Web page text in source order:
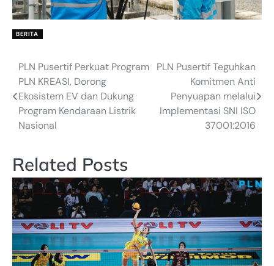
BERITA
Post
navigation
PLN Pusertif Perkuat Program
PLN KREASI, Dorong
Ekosistem EV dan Dukung
Program Kendaraan Listrik
Nasional
PLN Pusertif Teguhkan
Komitmen Anti
Penyuapan melalui
Implementasi SNI ISO
37001:2016
Related Posts